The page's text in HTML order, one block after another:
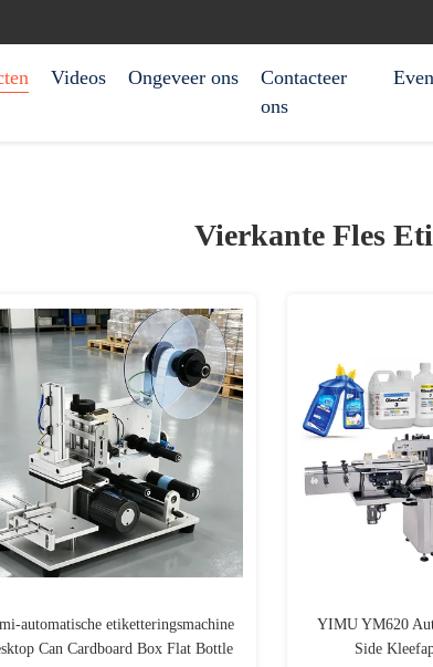
Videos Ongeveer ons
Contacteer
ons
Vierkante Fles
automatische etiketteringsmachine
Can Cardboard Box Flat Bottle
YIMU YM620
Side